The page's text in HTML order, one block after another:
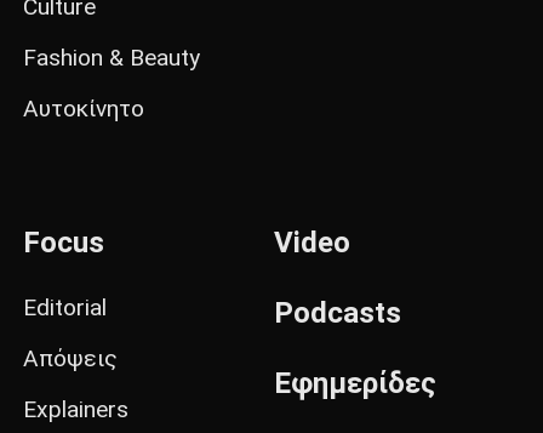
Culture
Fashion & Beauty
Αυτοκίνητο
Focus
Editorial
Απόψεις
Explainers
Video
Podcasts
Εφημερίδες